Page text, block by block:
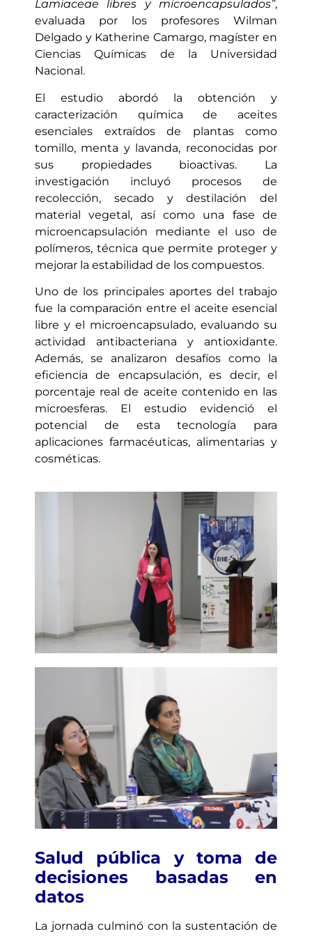
Lamiaceae libres y microencapsulados”,
evaluada por los profesores Wilman
Delgado y Katherine Camargo, magíster en
Ciencias Químicas de la Universidad
Nacional.
El estudio abordó la obtención y
caracterización química de aceites
esenciales extraídos de plantas como
tomillo, menta y lavanda, reconocidas por
sus propiedades bioactivas. La
investigación incluyó procesos de
recolección, secado y destilación del
material vegetal, así como una fase de
microencapsulación mediante el uso de
polímeros, técnica que permite proteger y
mejorar la estabilidad de los compuestos.
Uno de los principales aportes del trabajo
fue la comparación entre el aceite esencial
libre y el microencapsulado, evaluando su
actividad antibacteriana y antioxidante.
Además, se analizaron desafíos como la
eficiencia de encapsulación, es decir, el
porcentaje real de aceite contenido en las
microesferas. El estudio evidenció el
potencial de esta tecnología para
aplicaciones farmacéuticas, alimentarias y
cosméticas.
Salud pública y toma de
decisiones basadas en
datos
La jornada culminó con la sustentación de